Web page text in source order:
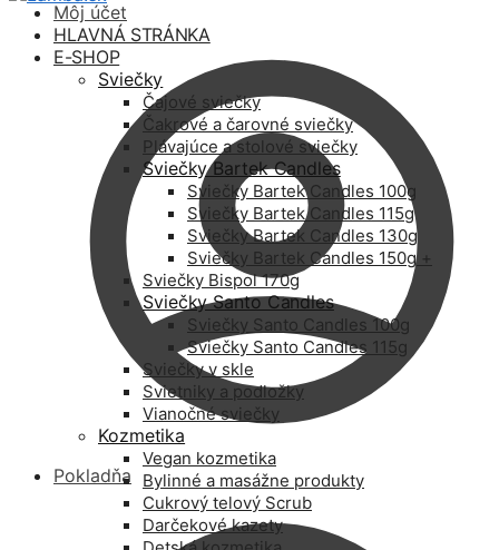
Môj účet
Pokladňa
HLAVNÁ STRÁNKA
E-SHOP
Sviečky
Čajové sviečky
Čakrové a čarovné sviečky
Plávajúce a stolové sviečky
Sviečky Bartek Candles
Sviečky Bartek Candles 100g
Sviečky Bartek Candles 115g
Sviečky Bartek Candles 130g
Sviečky Bartek Candles 150g +
Sviečky Bispol 170g
Sviečky Santo Candles
Sviečky Santo Candles 100g
Sviečky Santo Candles 115g
Sviečky v skle
Svietniky a podložky
Vianočné sviečky
Kozmetika
Vegan kozmetika
Bylinné a masážne produkty
Cukrový telový Scrub
Darčekové kazety